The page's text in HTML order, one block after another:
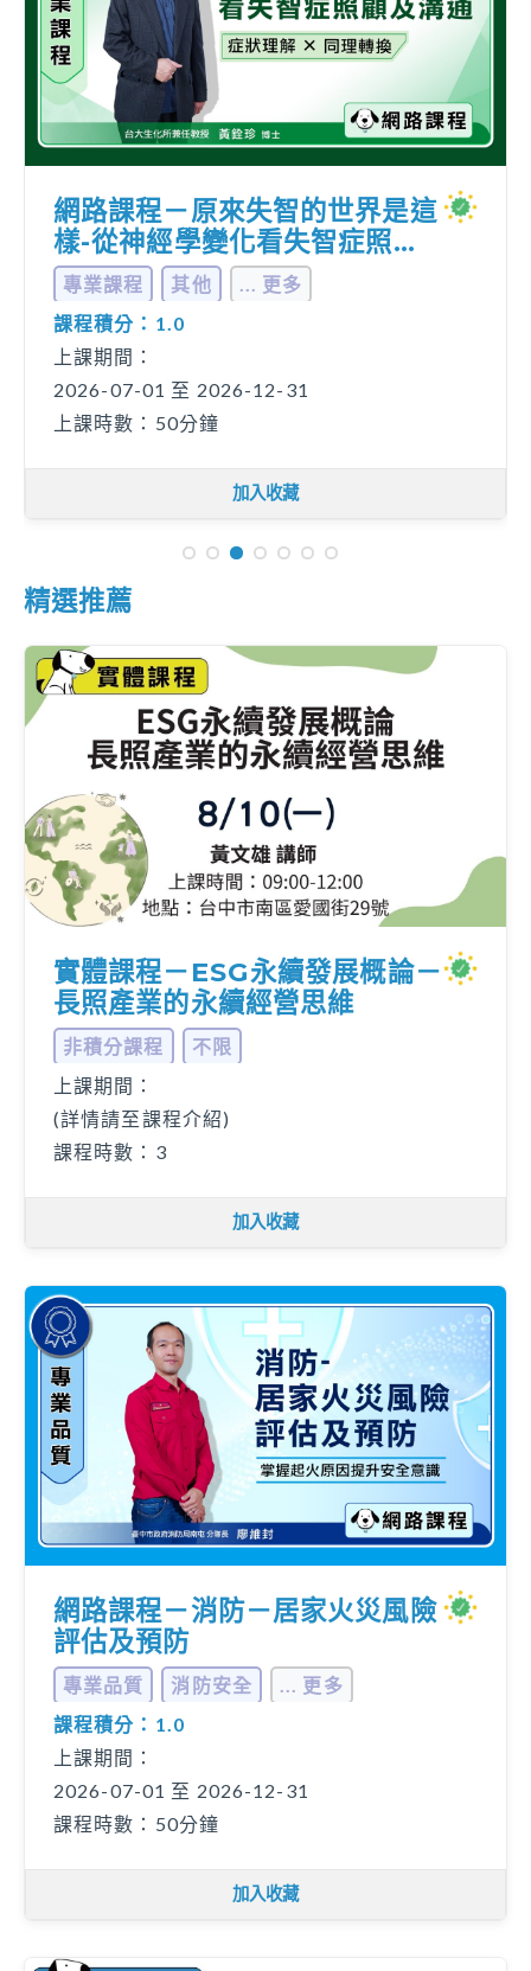
網路課程－到底是誰的問題？職
場情緒暴力
專業品質 其他
... 更多
課程積分：1.0
上課期間：
2026-07-01 至 2026-12-31
上課時數：50分鐘
加入收藏
精選推薦
實體課程－ESG永續發展概論－
長照產業的永續經營思維
非積分課程
不限
上課期間：
(詳情請至課程介紹)
課程時數：3
加入收藏
網路課程－消防－居家火災風險
評估及預防
專業品質 消防安全
... 更多
課程積分：1.0
上課期間：
2026-07-01 至 2026-12-31
課程時數：50分鐘
加入收藏